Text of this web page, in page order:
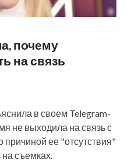
почему
на связь
в своем Telegram-
не выходила на связь с
ее "отсутствия"
на съемках.